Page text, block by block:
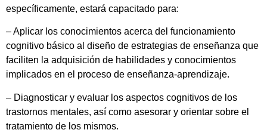
específicamente, estará capacitado para:
– Aplicar los conocimientos acerca del funcionamiento
cognitivo básico al diseño de estrategias de enseñanza que
faciliten la adquisición de habilidades y conocimientos
implicados en el proceso de enseñanza-aprendizaje.
– Diagnosticar y evaluar los aspectos cognitivos de los
trastornos mentales, así como asesorar y orientar sobre el
tratamiento de los mismos.